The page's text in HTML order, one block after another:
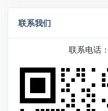
联系我们
联系电话